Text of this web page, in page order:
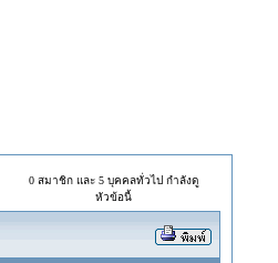
0 สมาชิก และ 5 บุคคลทั่วไป กำลังดู
หัวข้อนี้